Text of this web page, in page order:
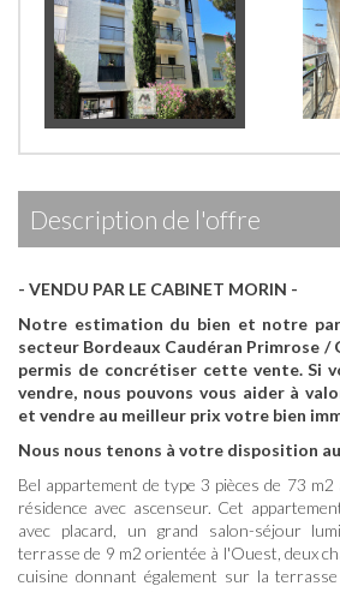
description de l'offre
- VENDU PAR LE CABINET MORIN -
Notre estimation du bien et notre
secteur Bordeaux Caudéran Primrose /
permis de concrétiser cette vente.Si
vendre, nous pouvons vous aider à
et vendre au meilleur prix votre bien
Nous nous tenons à votre disposition au
Bel appartement de type 3 pièces de 73
résidence avec ascenseur. Cet
avec placard, un grand salon-séjour
terrasse de 9 m2 orientée à l'Ouest, deux
cuisine donnant également sur la